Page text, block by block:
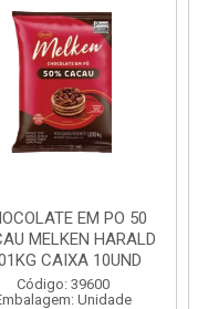
EM PO 50
MELKEN HARALD
CAIXA 10UND
Código: 39600
Unidade